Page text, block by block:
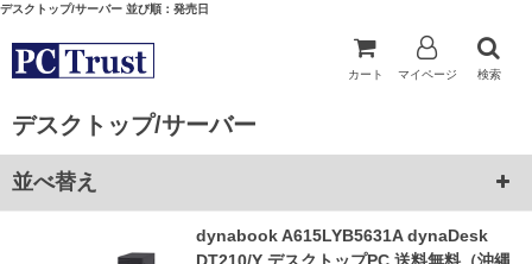
デスクトップ/サーバー 並び順：発売日
カート マイページ 検索
デスクトップ/サーバー
並べ替え
dynabook A615LYB5631A dynaDesk